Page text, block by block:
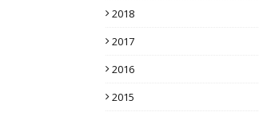
2018
2017
2016
2015